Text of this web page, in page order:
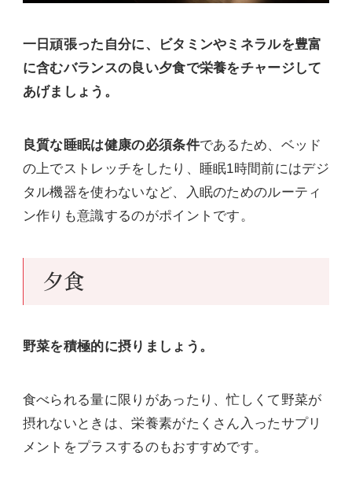
一日頑張った自分に、ビタミンやミネラルを豊富
に含むバランスの良い夕食で栄養をチャージして
あげましょう。
良質な睡眠は健康の必須条件であるため、ベッド
の上でストレッチをしたり、睡眠1時間前にはデジ
タル機器を使わないなど、入眠のためのルーティ
ン作りも意識するのがポイントです。
夕食
野菜を積極的に摂りましょう。
食べられる量に限りがあったり、忙しくて野菜が
摂れないときは、栄養素がたくさん入ったサプリ
メントをプラスするのもおすすめです。